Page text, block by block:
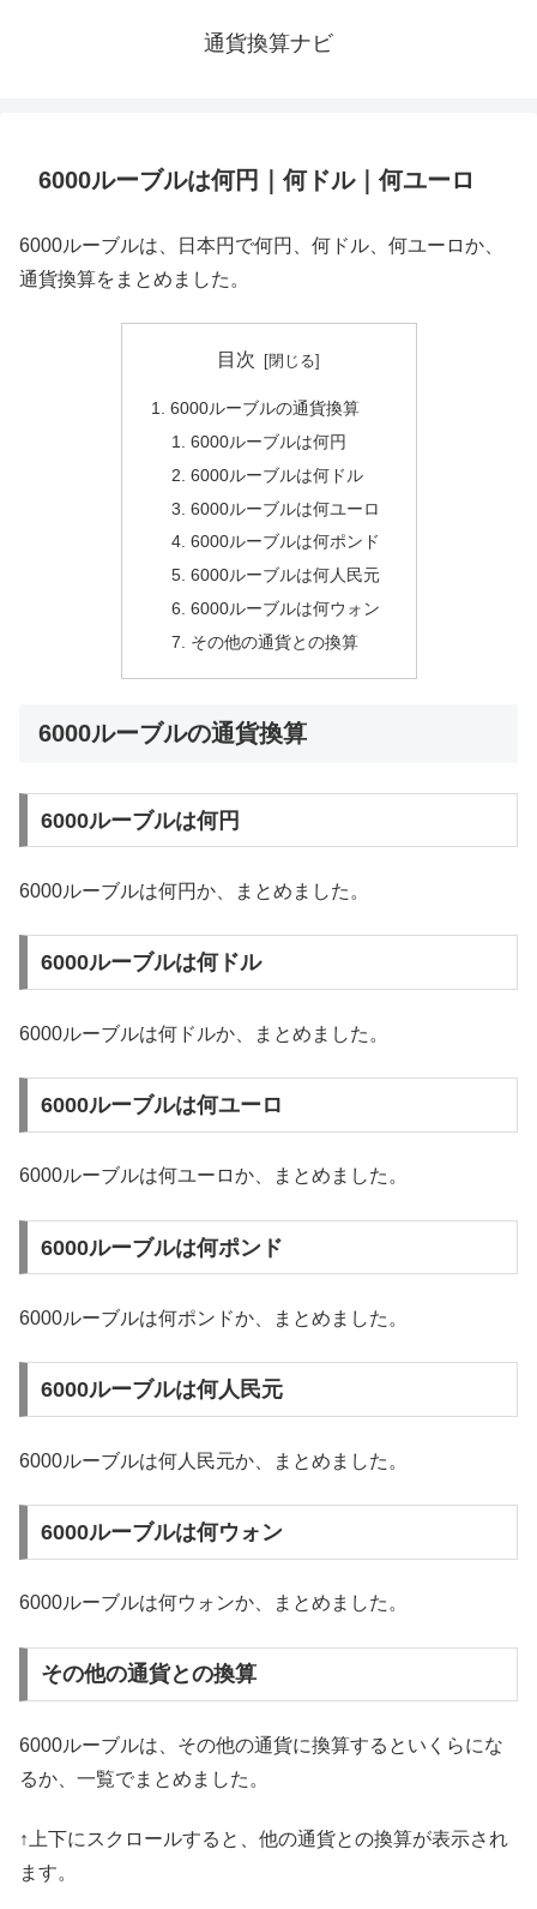
通貨換算ナビ
6000ルーブルは何円｜何ドル｜何ユーロ
6000ルーブルは、日本円で何円、何ドル、何ユーロか、
通貨換算をまとめました。
目次
6000ルーブルの通貨換算
6000ルーブルは何円
6000ルーブルは何ドル
6000ルーブルは何ユーロ
6000ルーブルは何ポンド
6000ルーブルは何人民元
6000ルーブルは何ウォン
その他の通貨との換算
6000ルーブルの通貨換算
6000ルーブルは何円
6000ルーブルは何円か、まとめました。
6000ルーブルは何ドル
6000ルーブルは何ドルか、まとめました。
6000ルーブルは何ユーロ
6000ルーブルは何ユーロか、まとめました。
6000ルーブルは何ポンド
6000ルーブルは何ポンドか、まとめました。
6000ルーブルは何人民元
6000ルーブルは何人民元か、まとめました。
6000ルーブルは何ウォン
6000ルーブルは何ウォンか、まとめました。
その他の通貨との換算
6000ルーブルは、その他の通貨に換算するといくらにな
るか、一覧でまとめました。
↑上下にスクロールすると、他の通貨との換算が表示され
ます。